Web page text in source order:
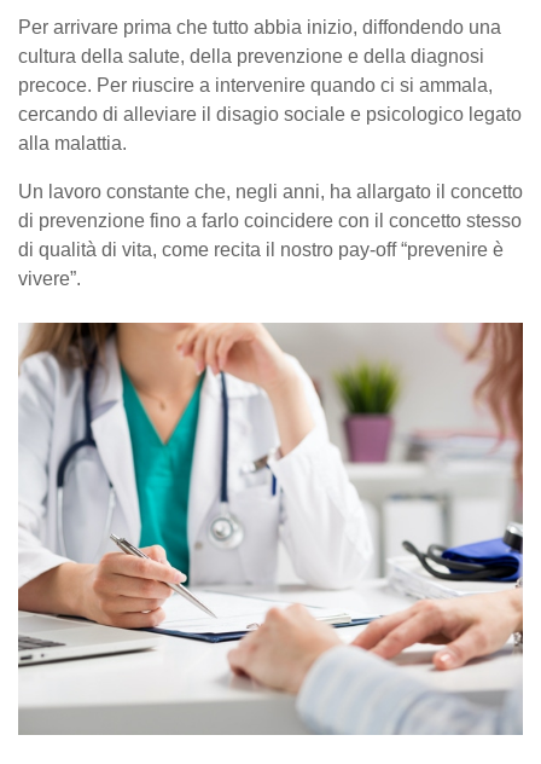
Per arrivare prima che tutto abbia inizio, diffondendo una
cultura della salute, della prevenzione e della diagnosi
precoce. Per riuscire a intervenire quando ci si ammala,
cercando di alleviare il disagio sociale e psicologico legato
alla malattia.
Un lavoro constante che, negli anni, ha allargato il concetto
di prevenzione fino a farlo coincidere con il concetto stesso
di qualità di vita, come recita il nostro pay-off “prevenire è
vivere”.